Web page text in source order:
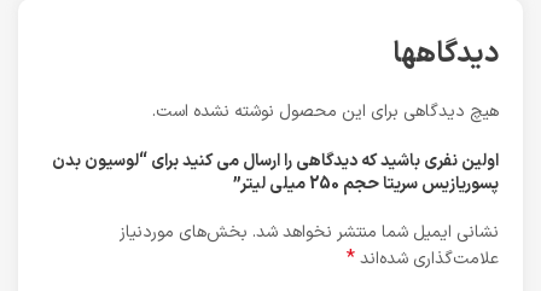
دیدگاهها
هیچ دیدگاهی برای این محصول نوشته نشده است.
اولین نفری باشید که دیدگاهی را ارسال می کنید برای “لوسیون بدن
پسوریازیس سریتا حجم 250 میلی لیتر”
نشانی ایمیل شما منتشر نخواهد شد. بخش‌های موردنیاز
علامت‌گذاری شده‌اند*